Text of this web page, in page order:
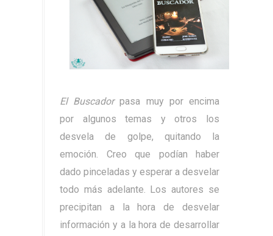
El Buscadorpasa muy por encima
por algunos temas y otros los
desvela de golpe, quitando la
emoción. Creo que podían haber
dado pinceladas y esperar a desvelar
todo más adelante. Los autores se
precipitan a la hora de desvelar
información y a la hora de desarrollar